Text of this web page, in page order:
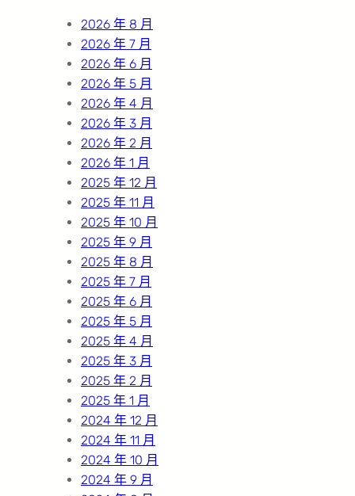
2026 年 8 月
2026 年 7 月
2026 年 6 月
2026 年 5 月
2026 年 4 月
2026 年 3 月
2026 年 2 月
2026 年 1 月
2025 年 12 月
2025 年 11 月
2025 年 10 月
2025 年 9 月
2025 年 8 月
2025 年 7 月
2025 年 6 月
2025 年 5 月
2025 年 4 月
2025 年 3 月
2025 年 2 月
2025 年 1 月
2024 年 12 月
2024 年 11 月
2024 年 10 月
2024 年 9 月